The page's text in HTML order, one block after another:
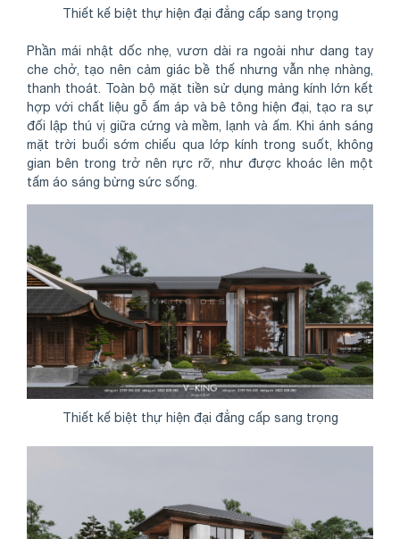
Thiết kế biệt thự hiện đại đẳng cấp sang trọng
Phần mái nhật dốc nhẹ, vươn dài ra ngoài như dang tay
che chở, tạo nên cảm giác bề thế nhưng vẫn nhẹ nhàng,
thanh thoát. Toàn bộ mặt tiền sử dụng mảng kính lớn kết
hợp với chất liệu gỗ ấm áp và bê tông hiện đại, tạo ra sự
đối lập thú vị giữa cứng và mềm, lạnh và ấm. Khi ánh sáng
mặt trời buổi sớm chiếu qua lớp kính trong suốt, không
gian bên trong trở nên rực rỡ, như được khoác lên một
tấm áo sáng bừng sức sống.
Thiết kế biệt thự hiện đại đẳng cấp sang trọng